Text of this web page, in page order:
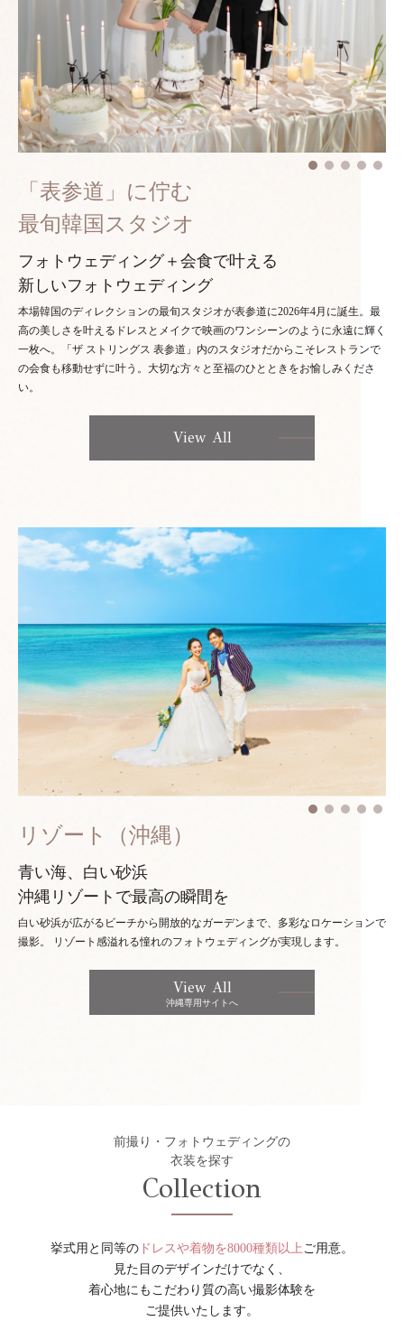
「表参道」に佇む
最旬韓国スタジオ
フォトウェディング＋会食で叶える
新しいフォトウェディング
本場韓国のディレクションの最旬スタジオが表参道に2026年4月に誕生。最
高の美しさを叶えるドレスとメイクで映画のワンシーンのように永遠に輝く
一枚へ。「ザ ストリングス 表参道」内のスタジオだからこそレストランで
の会食も移動せずに叶う。大切な方々と至福のひとときをお愉しみくださ
い。
View All
リゾート（沖縄）
青い海、白い砂浜
沖縄リゾートで最高の瞬間を
白い砂浜が広がるビーチから開放的なガーデンまで、多彩なロケーションで
撮影。
リゾート感溢れる憧れのフォトウェディングが実現します。
View All
沖縄専用サイトへ
前撮り・フォトウェディングの
衣装を探す
Collection
挙式用と同等の ドレスや着物を8000種類以上 ご用意。
見た目のデザインだけでなく、
着心地にもこだわり質の高い撮影体験を
ご提供いたします。